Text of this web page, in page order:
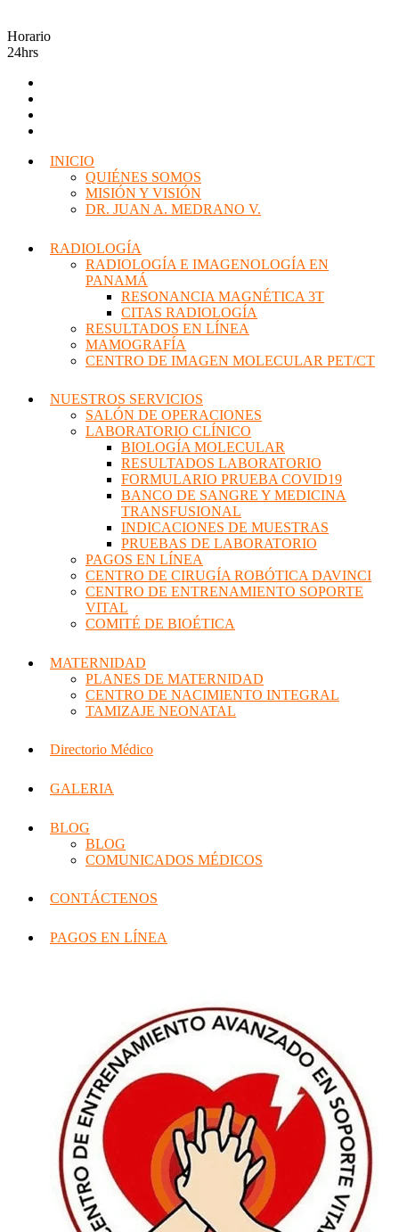
Horario
24hrs
INICIO
QUIÉNES SOMOS
MISIÓN Y VISIÓN
DR. JUAN A. MEDRANO V.
RADIOLOGÍA
RADIOLOGÍA E IMAGENOLOGÍA EN
PANAMÁ
RESONANCIA MAGNÉTICA 3T
CITAS RADIOLOGÍA
RESULTADOS EN LÍNEA
MAMOGRAFÍA
CENTRO DE IMAGEN MOLECULAR PET/CT
NUESTROS SERVICIOS
SALÓN DE OPERACIONES
LABORATORIO CLÍNICO
BIOLOGÍA MOLECULAR
RESULTADOS LABORATORIO
FORMULARIO PRUEBA COVID19
BANCO DE SANGRE Y MEDICINA
TRANSFUSIONAL
INDICACIONES DE MUESTRAS
PRUEBAS DE LABORATORIO
PAGOS EN LÍNEA
CENTRO DE CIRUGÍA ROBÓTICA DAVINCI
CENTRO DE ENTRENAMIENTO SOPORTE
VITAL
COMITÉ DE BIOÉTICA
MATERNIDAD
PLANES DE MATERNIDAD
CENTRO DE NACIMIENTO INTEGRAL
TAMIZAJE NEONATAL
Directorio Médico
GALERIA
BLOG
BLOG
COMUNICADOS MÉDICOS
CONTÁCTENOS
PAGOS EN LÍNEA